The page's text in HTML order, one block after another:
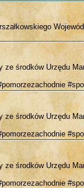
ze środków Urzędu
ze środków Urzędu
ze środków Urzędu